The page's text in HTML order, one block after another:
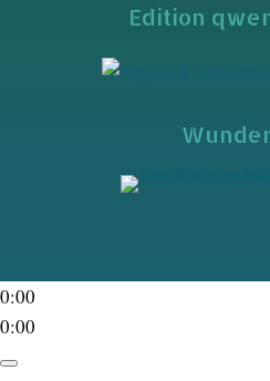
Edition
0:00
0:00